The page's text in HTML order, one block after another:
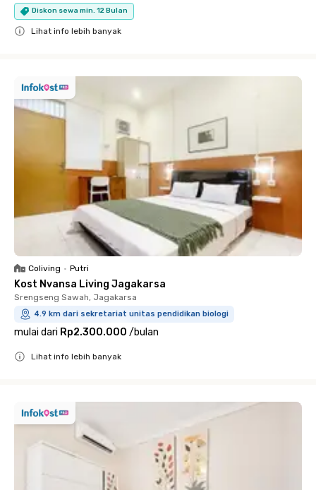
Diskon sewa min. 12 Bulan
Lihat info lebih banyak
Coliving • Putri
Kost Nvansa Living Jagakarsa
Srengseng Sawah, Jagakarsa
4.9 km dari sekretariat unitas pendidikan biologi
mulai dari Rp2.300.000 /bulan
Lihat info lebih banyak